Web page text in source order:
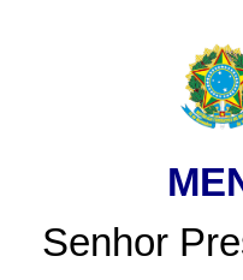
Senhor